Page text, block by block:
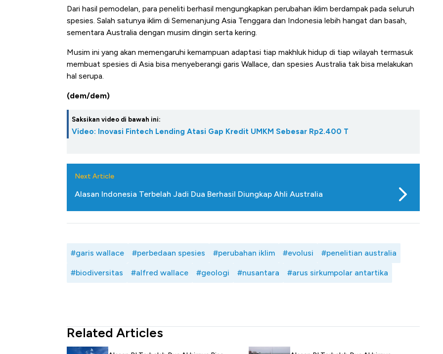
Dari hasil pemodelan, para peneliti berhasil mengungkapkan perubahan iklim berdampak pada seluruh
spesies. Salah satunya iklim di Semenanjung Asia Tenggara dan Indonesia lebih hangat dan basah,
sementara Australia dengan musim dingin serta kering.
Musim ini yang akan memengaruhi kemampuan adaptasi tiap makhluk hidup di tiap wilayah termasuk
membuat spesies di Asia bisa menyeberangi garis Wallace, dan spesies Australia tak bisa melakukan
hal serupa.
(dem/dem)
Saksikan video di bawah ini:
Video: Inovasi Fintech Lending Atasi Gap Kredit UMKM Sebesar Rp2.400 T
Next Article
Alasan Indonesia Terbelah Jadi Dua Berhasil Diungkap Ahli Australia
#garis wallace #perbedaan spesies #perubahan iklim #evolusi #penelitian australia
#biodiversitas #alfred wallace #geologi #nusantara #arus sirkumpolar antartika
Related Articles